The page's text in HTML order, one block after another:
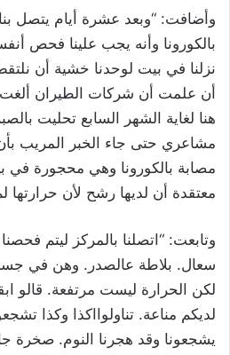
وأضافت: “وبعد عشرة أيام يتصل بنا
بالكورونا وأنه يجب علينا فحص
نزلنا في بيت لوحدنا خشية أن
أن علمت أن شركات الطيران
هنا لغاية الشهر السابع تحليت
مشاعري حتى جاء الخبر المريب بأن
مصابة بالكورونا وهي محجورة في
معتقدة أن لديها رشح لأن حرارتها
وتابعت: “اتصلنا بالمركز ليتم
سعال. بلاطة عالصدر. وهن في
لكن الحرارة ليست مرتفعة. قالو
لديكم مناعة. تناولوااكذا وكذا
يشجعونا وقد هجرنا النوم. صخرة